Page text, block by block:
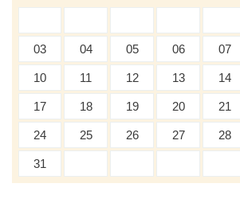
03 04 05 06 07
10 11 12 13 14
17 18 19 20 21
24 25 26 27 28
31